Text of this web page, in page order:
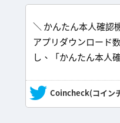
＼ かんたん本人確認
アプリダウンロード
し、「かんたん本人
— Coincheck(コイ